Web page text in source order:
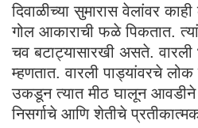
दिवाळीच्या सुमारास वेलांवर
गोल आकाराची फळे पिकतात.
चव बटाट्यासारखी असते. वारली
म्हणतात. वारली पाड्यांवरचे
उकडून त्यात मीठ घालून आवडीने
निसर्गाचे आणि शेतीचे